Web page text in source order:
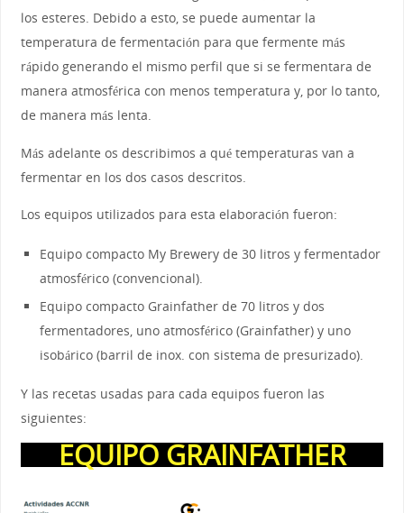
los esteres. Debido a esto, se puede aumentar la
temperatura de fermentación para que fermente más
rápido generando el mismo perfil que si se fermentara de
manera atmosférica con menos temperatura y, por lo tanto,
de manera más lenta.
Más adelante os describimos a qué temperaturas van a
fermentar en los dos casos descritos.
Los equipos utilizados para esta elaboración fueron:
Equipo compacto My Brewery de 30 litros y fermentador
atmosférico (convencional).
Equipo compacto Grainfather de 70 litros y dos
fermentadores, uno atmosférico (Grainfather) y uno
isobárico (barril de inox. con sistema de presurizado).
Y las recetas usadas para cada equipos fueron las
siguientes:
EQUIPO GRAINFATHER